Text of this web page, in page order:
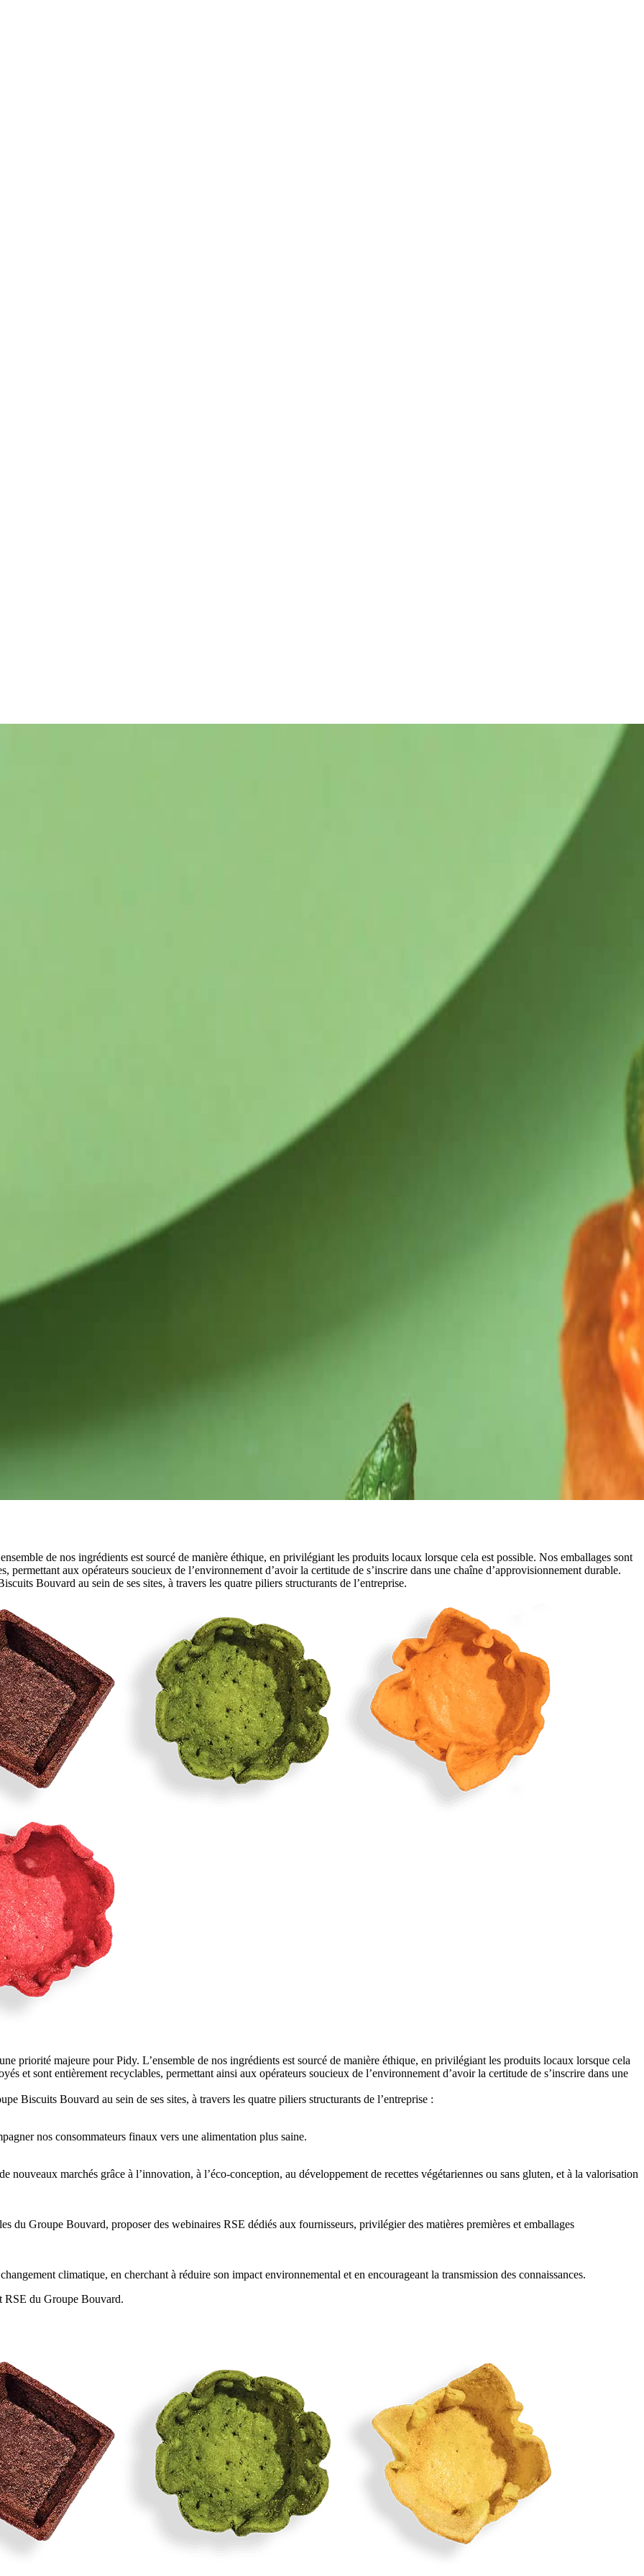
de nos ingrédients est sourcé de manière éthique, en privilégiant les produits locaux lorsque cela est possible. Nos emballages sont
permettant aux opérateurs soucieux de l’environnement d’avoir la certitude de s’inscrire dans une chaîne d’approvisionnement durable.
Bouvard au sein de ses sites, à travers les quatre piliers structurants de l’entreprise.
majeure pour Pidy. L’ensemble de nos ingrédients est sourcé de manière éthique, en privilégiant les produits locaux lorsque cela
et sont entièrement recyclables, permettant ainsi aux opérateurs soucieux de l’environnement d’avoir la certitude de s’inscrire dans une
Biscuits Bouvard au sein de ses sites, à travers les quatre piliers structurants de l’entreprise :
nos consommateurs finaux vers une alimentation plus saine.
nouveaux marchés grâce à l’innovation, à l’éco‑conception, au développement de recettes végétariennes ou sans gluten, et à la valorisation
du Groupe Bouvard, proposer des webinaires RSE dédiés aux fournisseurs, privilégier des matières premières et emballages
climatique, en cherchant à réduire son impact environnemental et en encourageant la transmission des connaissances.
RSE du Groupe Bouvard.